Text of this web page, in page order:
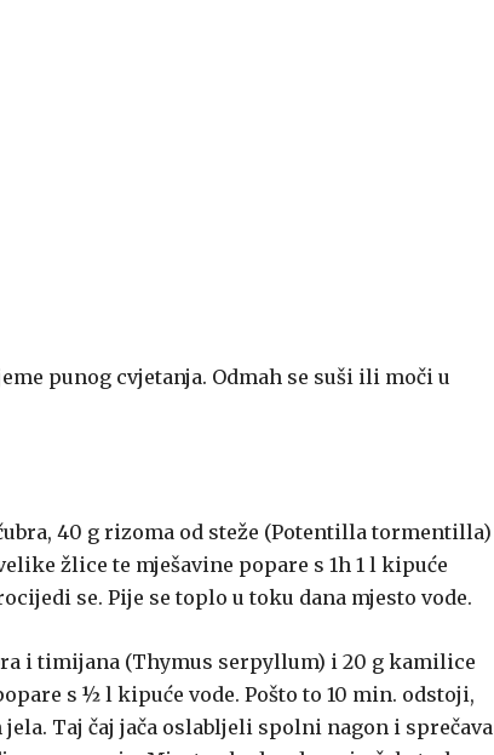
punog cvjetanja. Odmah se suši ili moči u
40 g rizoma od steže (Potentilla tormentilla)
žlice te mješavine popare s 1h 1 l kipuće
se. Pije se toplo u toku dana mjesto vode.
i timijana (Thymus serpyllum) i 20 g kamilice
s ½ l kipuće vode. Pošto to 10 min. odstoji,
Taj čaj jača oslabljeli spolni nagon i sprečava